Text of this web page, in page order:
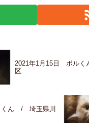
2021年1月15日 ボル
区
くん / 埼玉県川